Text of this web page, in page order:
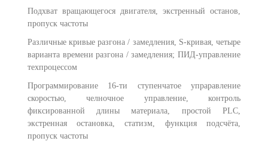
Подхват вращающегося двигателя, экстренный останов,
пропуск частоты
Различные кривые разгона / замедления, S-кривая, четыре
варианта времени разгона / замедления; ПИД-управление
техпроцессом
Программирование 16-ти ступенчатое упраравление
скоростью, челночное управление, контроль
фиксированной длины материала, простой PLC,
экстренная остановка, статизм, функция подсчёта,
пропуск частоты